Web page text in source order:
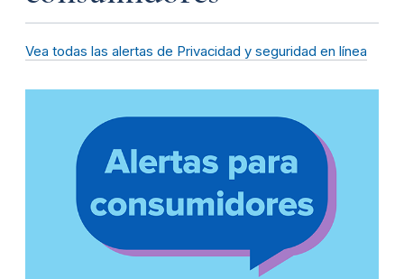
Vea todas las alertas de Privacidad y seguridad en línea